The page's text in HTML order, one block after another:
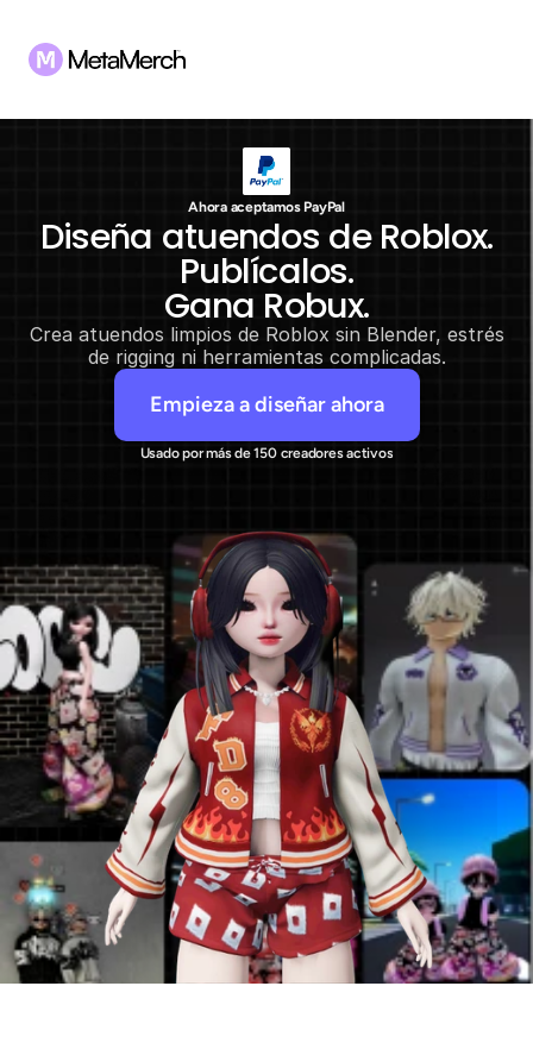
Ahora aceptamos PayPal
Diseña atuendos de Roblox.
Publícalos.
Gana Robux.
Crea atuendos limpios de Roblox sin Blender, estrés
de rigging ni herramientas complicadas.
Usado por más de 150 creadores activos
Empieza a diseñar ahora